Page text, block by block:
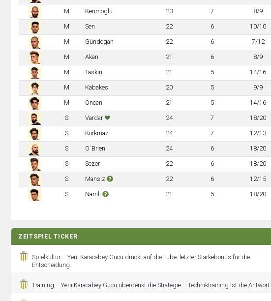
M Kerimoglu 23 7 8/9
M Sen 22 6 10/10
M Gündogan 22 6 7/12
M Akan 21 6 8/9
M Taskin 21 5 14/16
M Kabakes 20 5 9/9
M Öncan 21 5 14/16
S Vardar 24 7 18/20
S Korkmaz 24 7 12/13
S O´Brien 24 6 18/20
S Sezer 22 6 18/20
S Mansiz 22 6 12/15
S Namli 21 5 18/20
ZEITSPIEL TICKER
Spielkultur – Yeni Karacabey Gücü drückt auf die Tube: letzter Stärkebonus für die
Entscheidung.
Training – Yeni Karacabey Gücü überdenkt die Strategie – Techniktraining ist die Antwort.